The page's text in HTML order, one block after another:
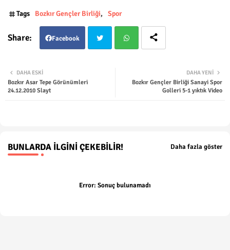
Tags Bozkır Gençler Birliği Spor
Facebook
tsap
DAHA YENI
Bozkır Gençler Birliği Sanayi Spor
Golleri 5-1 yıktık Video
DAHA ESKI
Bozkır Asar Tepe Görünümleri
24.12.2010 Slayt
BUNLARDA İLGINI ÇEKEBILIR! Daha fazla göster
Error: Sonuç bulunamadı